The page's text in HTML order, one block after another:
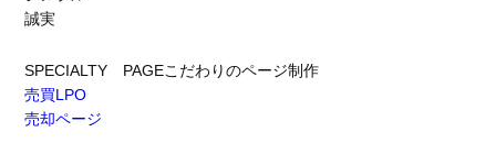
誠実
SPECIALTY PAGEこだわりのページ制作
売買LPO
売却ページ